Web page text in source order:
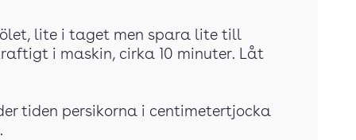
lite i taget men spara lite till
i maskin, cirka 10 minuter. Låt
tiden persikorna i centimetertjocka